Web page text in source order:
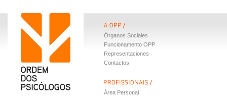
Órganos Sociales
Funcionamento OPP
Representaciones
Contactos
Área Personal